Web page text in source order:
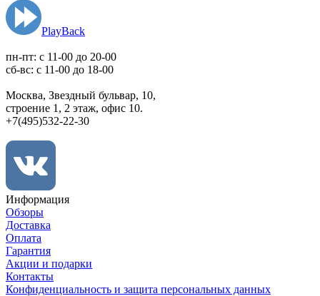
PlayBack
пн-пт: c 11-00 до 20-00
сб-вс: с 11-00 до 18-00
Москва, Звездный бульвар, 10,
строение 1, 2 этаж, офис 10.
+7(495)532-22-30
Информация
Обзоры
Доставка
Оплата
Гарантия
Акции и подарки
Контакты
Конфиденциальность и защита персональных данных